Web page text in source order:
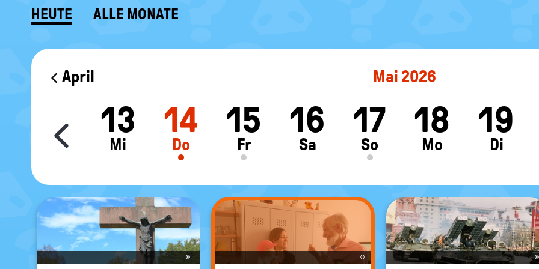
HEUTE ALLE MONATE
KALENDER Mai 2026
April
12
Di
13
Mi
14
Do
15
Fr
16
Sa
17
So
18
Mo
19
Di
Move slider content left
© © ©